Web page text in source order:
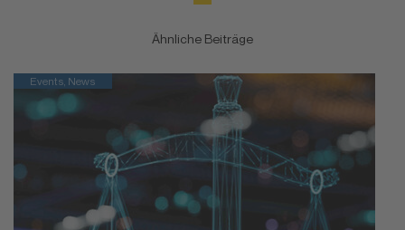
Ähnliche Beiträge
Events, News